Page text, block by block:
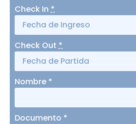
Check In *
Check Out *
Nombre *
Documento *